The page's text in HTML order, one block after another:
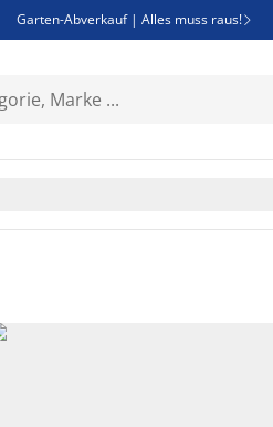
Garten-Abverkauf | Alles muss raus! 
Bist du Unternehmer? Entdecke JYSK-B2B